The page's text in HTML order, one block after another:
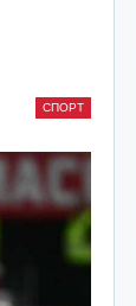
СПОРТ